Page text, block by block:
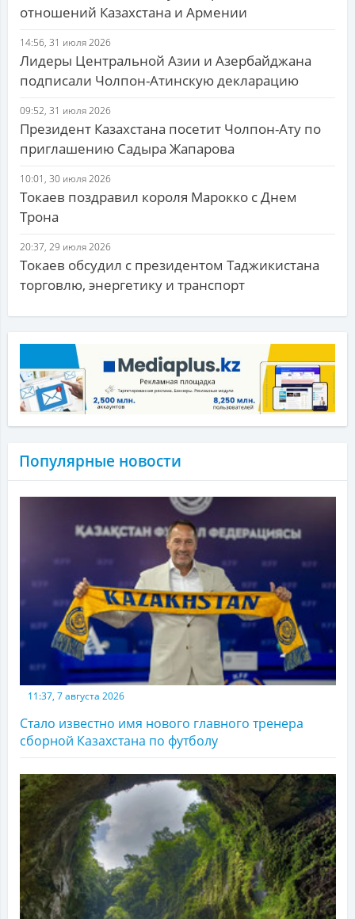
отношений Казахстана и Армении
14:56, 31 июля 2026
Лидеры Центральной Азии и Азербайджана
подписали Чолпон-Атинскую декларацию
09:52, 31 июля 2026
Президент Казахстана посетит Чолпон-Ату по
приглашению Садыра Жапарова
10:01, 30 июля 2026
Токаев поздравил короля Марокко с Днем
Трона
20:37, 29 июля 2026
Токаев обсудил с президентом Таджикистана
торговлю, энергетику и транспорт
Популярные новости
11:37, 7 августа 2026
Стало известно имя нового главного тренера
сборной Казахстана по футболу